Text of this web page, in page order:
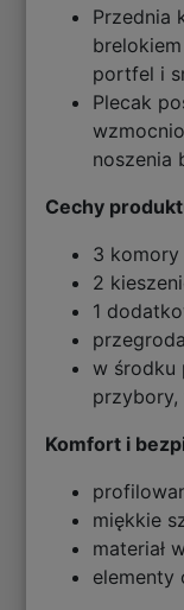
Przednia
portfel i
Plecak
noszenia
Cechy
3 komory
2
1
w środku
przybory,
Komfort i
miękkie
materiał
elementy